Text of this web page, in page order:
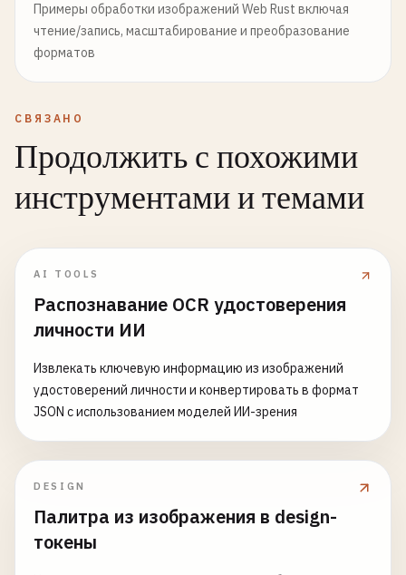
Примеры обработки изображений Web Rust включая
чтение/запись, масштабирование и преобразование
форматов
СВЯЗАНО
Продолжить с похожими
инструментами и темами
AI TOOLS
Распознавание OCR удостоверения
личности ИИ
Извлекать ключевую информацию из изображений
удостоверений личности и конвертировать в формат
JSON с использованием моделей ИИ-зрения
DESIGN
Палитра из изображения в design-
токены